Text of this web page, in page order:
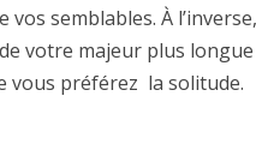
semblables. À
votre majeur plus
vous préférez la solitude.